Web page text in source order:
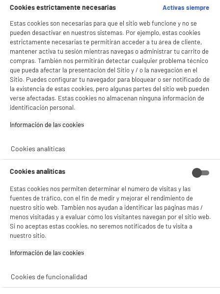
compare_product
Termo Eléctrico KAWAIR KW-TV50EROSPLUS 50L
1500W Instalación Vertical Clase C
Capacidad (L) : 50 L
Potencia (W) : 1500 W
Adecuado para : 3
84 €96
compare_product
Termo Eléctrico Vertical KAWAIR 80 Litros 1500
Capacidad (L) : 80 L
Potencia (W) : 1500 W
Adecuado para : 4
99€96
Gestionar cookies
✔ ACEPTAR TODAS
Cookies estrictamente necesarias
Activas siempre
Estas cookies son necesarias para que el sitio web funcione y no se
pueden desactivar en nuestros sistemas. Por ejemplo, estas cookies
estrictamente necesarias te permitirán acceder a tu área de cliente,
mantener activa tu sesión mientras navegas o administrar tu carrito de
compras. También nos permitirán detectar cualquier problema técnico
que pueda afectar la presentación del Sitio y / o la navegación en el
Sitio. Puedes configurar tu navegador para bloquear o ser notificado de
la existencia de estas cookies, pero algunas partes del sitio web pueden
verse afectadas. Estas cookies no almacenan ninguna información de
identificación personal.
Información de las cookies‎
Cookies analíticas
Cookies analíticas
Estas cookies nos permiten determinar el número de visitas y las
fuentes de tráfico, con el fin de medir y mejorar el rendimiento de
nuestro sitio web. También nos ayudan a identificar las páginas más /
menos visitadas y a evaluar cómo los visitantes navegan por el sitio web.
Si no aceptas estas cookies, no seremos notificados de tu visita a
nuestro sitio.
Información de las cookies‎
Cookies de funcionalidad